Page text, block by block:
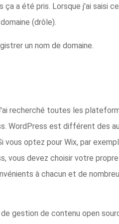
a été pris. Lorsque j'ai saisi
(drôle).
un nom de domaine.
recherché toutes les
WordPress est différent des
optez pour Wix, par
vous devez choisir votre
à chacun et de
gestion de contenu open